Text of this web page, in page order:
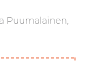
Puumalainen,